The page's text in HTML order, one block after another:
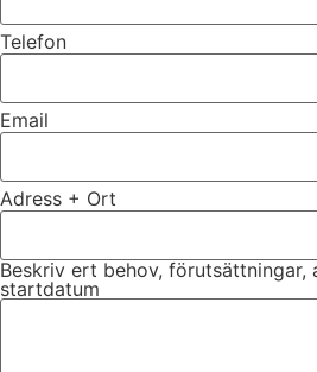
Telefon
Email
Adress + Ort
Beskriv ert behov, förutsättningar,
startdatum